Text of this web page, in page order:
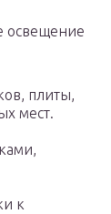
освещение
плиты,
мест.
к